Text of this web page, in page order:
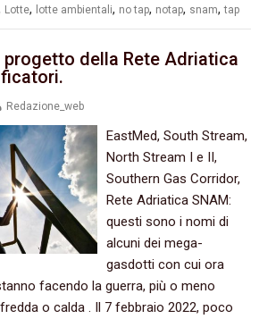
Lotte, lotte ambientali, no tap, notap, snam,tap
progetto della Rete Adriatica
Redazione_web
EastMed, South Stream,
North Stream I e II,
Southern Gas Corridor,
Rete Adriatica SNAM:
questi sono i nomi di
alcuni dei mega-
gasdotti con cui ora
facendo la guerra, più o meno
o calda . Il 7 febbraio 2022, poco